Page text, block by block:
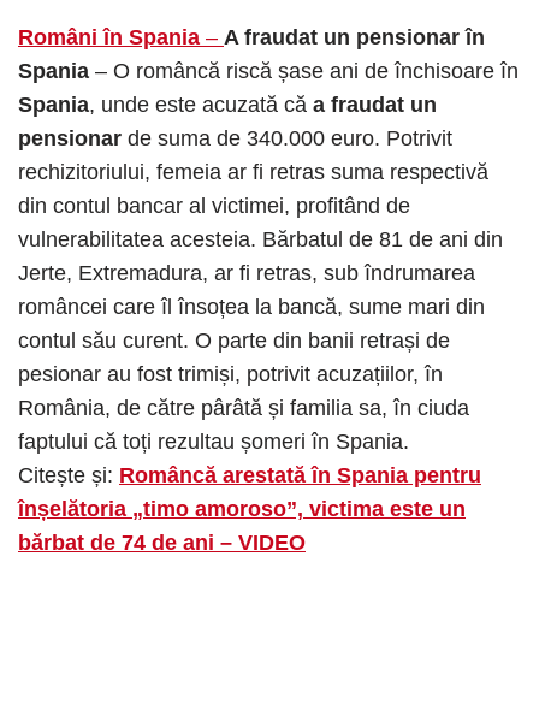
Români în Spania – A fraudat un pensionar în
Spania – O româncă riscă șase ani de închisoare în
Spania, unde este acuzată că a fraudat un
pensionar de suma de 340.000 euro. Potrivit
rechizitoriului, femeia ar fi retras suma respectivă
din contul bancar al victimei, profitând de
vulnerabilitatea acesteia. Bărbatul de 81 de ani din
Jerte, Extremadura, ar fi retras, sub îndrumarea
româncei care îl însoțea la bancă, sume mari din
contul său curent. O parte din banii retrași de
pesionar au fost trimiși, potrivit acuzațiilor, în
România, de către pârâtă și familia sa, în ciuda
faptului că toți rezultau șomeri în Spania.
Citește și: Româncă arestată în Spania pentru
înșelătoria „timo amoroso”, victima este un
bărbat de 74 de ani – VIDEO